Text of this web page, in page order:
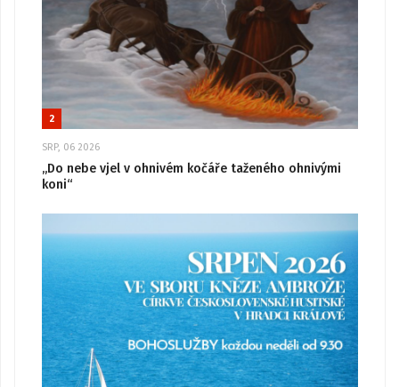
2
SRP, 06 2026
„Do nebe vjel v ohnivém kočáře taženého ohnivými
koni“